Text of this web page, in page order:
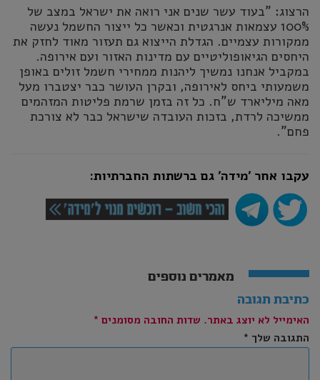
הרצוג: "בעוד עשר שנים אני רואה את ישראל במצב של
100% עצמאות אנרגטית וכאשר כל ייצור החשמל נעשה
ממקורות עצמיים. הגדלת הייצוא גם תעזור מאוד לחזק את
היחסים הגיאופוליטיים עם מדינות האזור ועם אירופה.
במקביל אנחנו נמשיך ליהנות ממחירי חשמל זולים באופן
משמעותי ביחס לאירופה, ובקרן העושר כבר יצטברו מעל
מאה מיליארד ש"ח. כל זה בזמן שרמת פליטות המזהמים
ממשיכה לרדת, בזכות העובדה שישראל כבר לא צורכת
פחם".
עקבו אחר ׳מידה׳ גם ברשתות החברתיות:
מאמרים נוספים
כתיבת תגובה
האימייל לא יוצג באתר. שדות החובה מסומנים *
התגובה שלך *